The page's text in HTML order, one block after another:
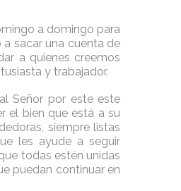
a domingo para
sacar una cuenta de
a quienes creemos
y trabajador.
Señor por este este
el bien que está a su
siempre listas
les ayude a seguir
todas estén unidas
puedan continuar en